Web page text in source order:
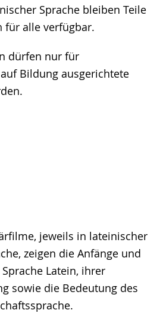
Sprache bleiben Teile
für alle verfügbar.
dürfen nur für
Bildung ausgerichtete
jeweils in lateinischer
zeigen die Anfänge und
Latein, ihrer
sowie die Bedeutung des